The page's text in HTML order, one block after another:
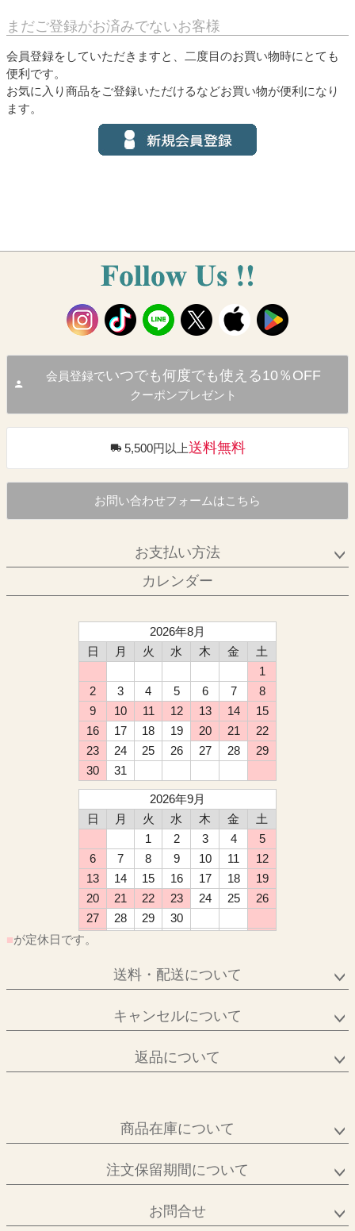
まだご登録がお済みでないお客様
会員登録をしていただきますと、二度目のお買い物時にとても
便利です。
お気に入り商品をご登録いただけるなどお買い物が便利になり
ます。
会員登録でいつでも何度でも使える10％OFF
クーポンプレゼント
5,500円以上送料無料
お問い合わせフォームはこちら
お支払い方法
カレンダー
2026年8月
日
月 火 水 木 金
土
1
2
3 4 5 6 7
8
9
10 11 12 13 14
15
16
17 18 19 20 21
22
23
24 25 26 27 28
29
30
31
2026年9月
日
月 火 水 木 金
土
1
2 3 4
5
6
7 8 9 10 11
12
13
14 15 16 17 18
19
20
21 22 23 24 25
26
27
28 29
30
■が定休日です。
送料・配送について
キャンセルについて
返品について
商品在庫について
注文保留期間について
お問合せ